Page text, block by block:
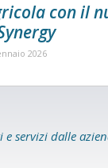
con il
2026
e servizi dalle